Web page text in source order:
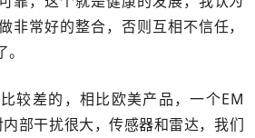
非常好的整合，否则互相不信任，
了。
较差的，相比欧美产品，一个EM
部干扰很大，传感器和雷达，我们